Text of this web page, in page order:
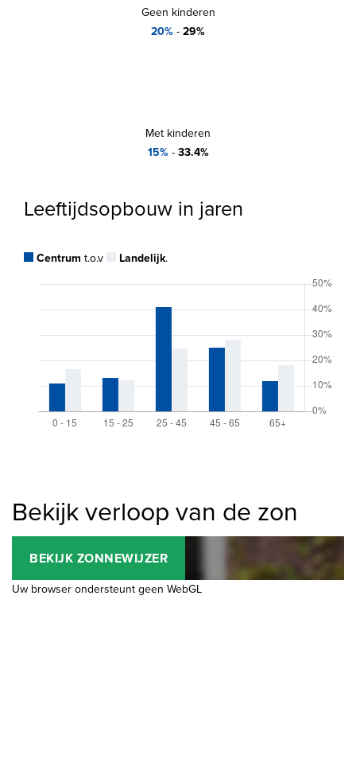
Geen kinderen
20% - 29%
Met kinderen
15%- 33.4%
Leeftijdsopbouw in jaren
Centrum t.o.v Landelijk.
Bekijk verloop van de zon
BEKIJK ZONNEWIJZER
Uw browser ondersteunt geen WebGL